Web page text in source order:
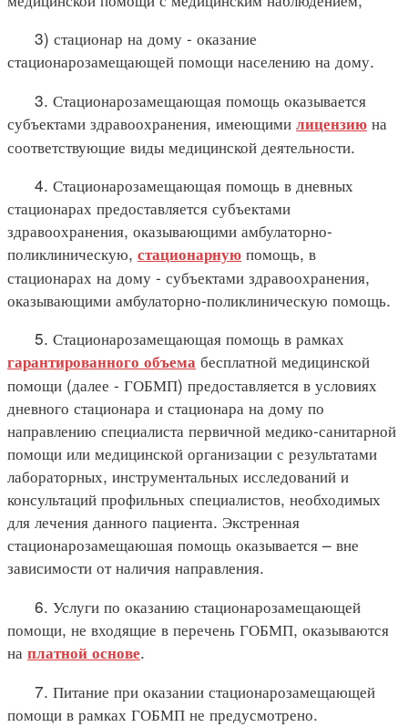
3) стационар на дому - оказание
стационарозамещающей помощи населению на дому.
3. Стационарозамещающая помощь оказывается
субъектами здравоохранения, имеющими лицензию на
соответствующие виды медицинской деятельности.
4. Стационарозамещающая помощь в дневных
стационарах предоставляется субъектами
здравоохранения, оказывающими амбулаторно-
поликлиническую, стационарную помощь, в
стационарах на дому - субъектами здравоохранения,
оказывающими амбулаторно-поликлиническую помощь.
5. Стационарозамещающая помощь в рамках
гарантированного объема бесплатной медицинской
помощи (далее - ГОБМП) предоставляется в условиях
дневного стационара и стационара на дому по
направлению специалиста первичной медико-санитарной
помощи или медицинской организации с результатами
лабораторных, инструментальных исследований и
консультаций профильных специалистов, необходимых
для лечения данного пациента. Экстренная
стационарозамещаюшая помощь оказывается – вне
зависимости от наличия направления.
6. Услуги по оказанию стационарозамещающей
помощи, не входящие в перечень ГОБМП, оказываются
на платной основе.
7. Питание при оказании стационарозамещающей
помощи в рамках ГОБМП не предусмотрено.